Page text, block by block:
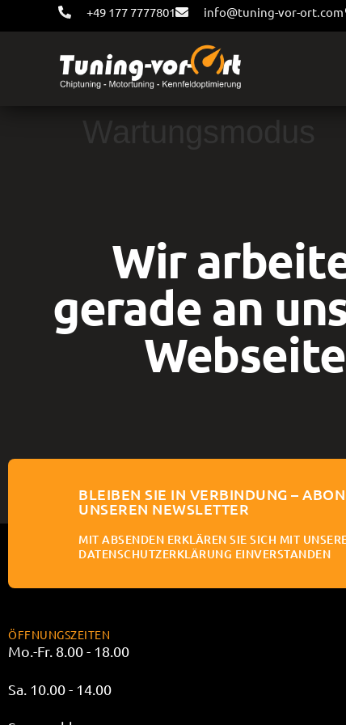
+49 177 7777801 info@tuning-vor-ort.com
Wartungsmodus
Wir
gerade an
Webseite
BLEIBEN SIE IN VERBINDUNG –
UNSEREN NEWSLETTER
MIT ABSENDEN ERKLÄREN SIE SICH MIT
DATENSCHUTZERKLÄRUNG EINVERSTANDEN
ÖFFNUNGSZEITEN
Mo.-Fr. 8.00 - 18.00
Sa. 10.00 - 14.00